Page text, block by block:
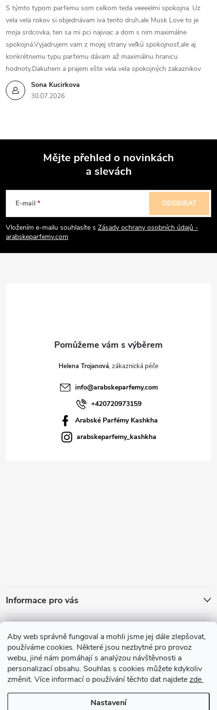
Aby web správně fungoval a mohli jsme jej dále zlepšovat,
používáme cookies. Některé jsou nezbytné pro provoz
webu, jiné nám pomáhají s analýzou návštěvnosti a
personalizací obsahu. Souhlas s cookies můžete kdykoliv
změnit. Více informací o používání těchto dat najdetezde
Nastavení
Sona Kucirkova
30.07.2026
S týmto typom parfemu som celkom teda veeeelmi spokojna. Uz
vela vela rokov si objednávam iva tento druh,ale Musk Love to je
moja srdcovka, ten sa mi pci najviac a dom s nim maximálne
spokojná.Vyjadrujem vam z mojej strany veľkú spokojnosť,ale aj
konkrétnemu typu parfemu dávam až maximálnu hranicu
hodnoty.Dakuhem a prajem ešte vela vela spokojných zakaznikov
p
a
Mějte přehled o novinkách
a slevách
E-mail
Vložením e-mailu souhlasíte s Zásady ochrany osobních údajů -
arabskeparfemy.com
ODEBÍRAT
Helena Trojanová
info@arabskeparfemy.com
+420720973159
Arabské Parfémy Kashkha
arabskeparfemy_kashkha
Informace pro vás
Zajímavosti ze světa vůní